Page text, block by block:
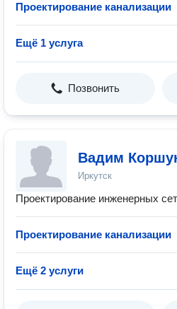
Проектирование канализации
Ещё 1 услуга
Позвонить
Вадим
Иркутск
Проектирование инженерных
Проектирование канализации
Ещё 2 услуги